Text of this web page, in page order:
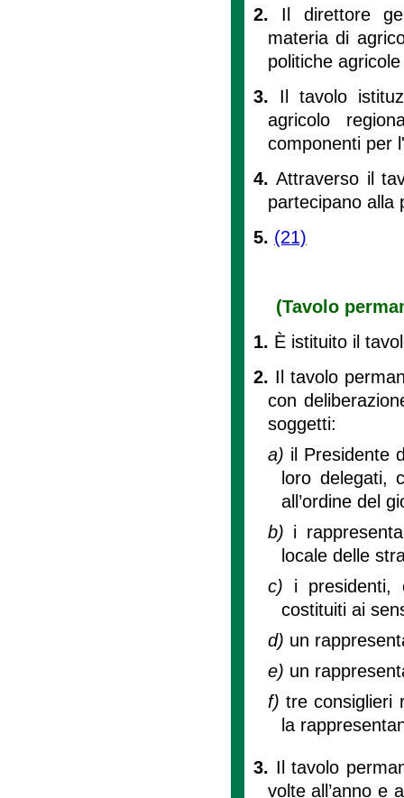
2. Il direttore
materia di
politiche
3. Il tavolo
agricolo
componenti per
4.Attraverso il
partecipano alla
5. (21)
(Tavolo
1. È istituito il
2. Il tavolo
con
soggetti:
a) il Presidente
loro delegati,
all’ordine del
b) i
locale delle
c) i presidenti,
costituiti ai
d) un
e) un
f) tre consiglieri
la
3. Il tavolo
volte all’anno e